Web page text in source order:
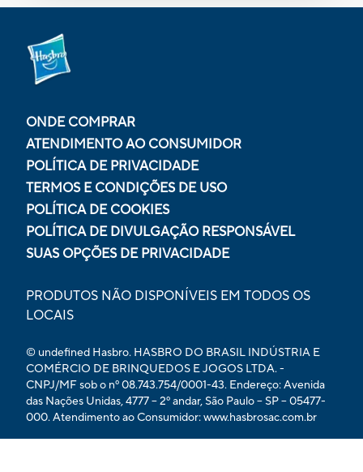
ONDE COMPRAR
ATENDIMENTO AO CONSUMIDOR
POLÍTICA DE PRIVACIDADE
TERMOS E CONDIÇÕES DE USO
POLÍTICA DE COOKIES
POLÍTICA DE DIVULGAÇÃO RESPONSÁVEL
SUAS OPÇÕES DE PRIVACIDADE
PRODUTOS NÃO DISPONÍVEIS EM TODOS OS
LOCAIS
© undefined Hasbro. HASBRO DO BRASIL INDÚSTRIA E
COMÉRCIO DE BRINQUEDOS E JOGOS LTDA. -
CNPJ/MF sob o nº 08.743.754/0001-43. Endereço: Avenida
das Nações Unidas, 4777 – 2º andar, São Paulo – SP – 05477-
000. Atendimento ao Consumidor: www.hasbrosac.com.br